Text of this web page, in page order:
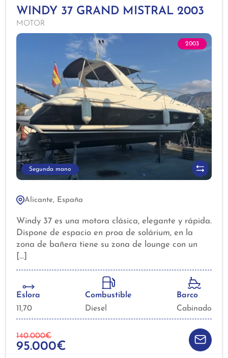
2003
Segunda mano
WINDY 37 GRAND MISTRAL 2003
MOTOR
Alicante, España
95.000€
140.000€
Windy 37 es una motora clásica, elegante y rápida.
Dispone de espacio en proa de solárium, en la
zona de bañera tiene su zona de lounge con un
espacioso sofá, con frigorífico en bañera para
mantener su bebida fría y disfrutar de la
experiencia al completo Dispone una zona interior
para descansar con salón, cocina, dos cabinas
dobles y un cuarto de baño completo.
Eslora
11,70
Combustible
Diesel
Barco
Cabinado